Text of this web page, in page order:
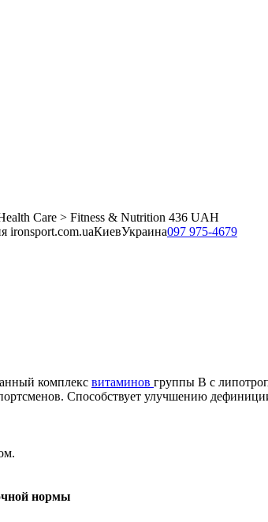
Care > Fitness & Nutrition 436 UAH
ironsport.com.uaКиевУкраина097 975-4679
комплекс витаминов группы В с
Способствует улучшению
нормы